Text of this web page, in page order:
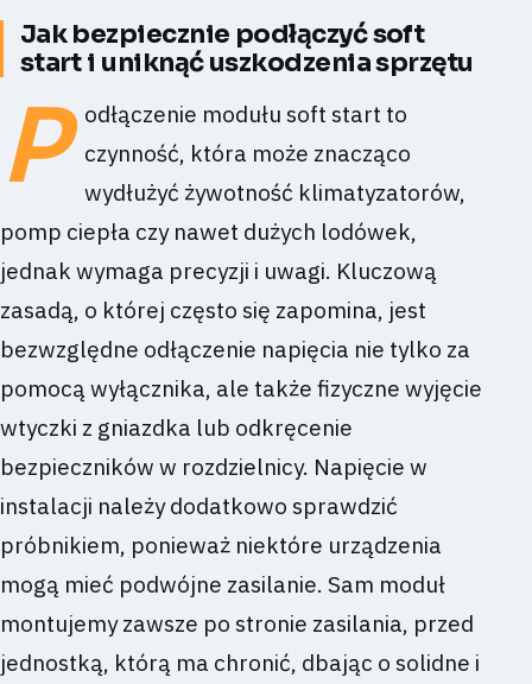
Jak bezpiecznie podłączyć soft
start i uniknąć uszkodzenia sprzętu
P
odłączenie modułu soft start to
czynność, która może znacząco
wydłużyć żywotność klimatyzatorów,
pomp ciepła czy nawet dużych lodówek,
jednak wymaga precyzji i uwagi. Kluczową
zasadą, o której często się zapomina, jest
bezwzględne odłączenie napięcia nie tylko za
pomocą wyłącznika, ale także fizyczne wyjęcie
wtyczki z gniazdka lub odkręcenie
bezpieczników w rozdzielnicy. Napięcie w
instalacji należy dodatkowo sprawdzić
próbnikiem, ponieważ niektóre urządzenia
mogą mieć podwójne zasilanie. Sam moduł
montujemy zawsze po stronie zasilania, przed
jednostką, którą ma chronić, dbając o solidne i